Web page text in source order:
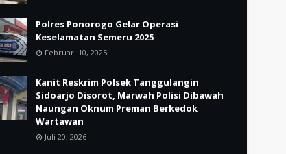
Polres Ponorogo Gelar Operasi
Keselamatan Semeru 2025
Februari 10, 2025
Kanit Reskrim Polsek Tanggulangin
Sidoarjo Disorot, Marwah Polisi Dibawah
Naungan Oknum Preman Berkedok
Wartawan
Juli 20, 2026